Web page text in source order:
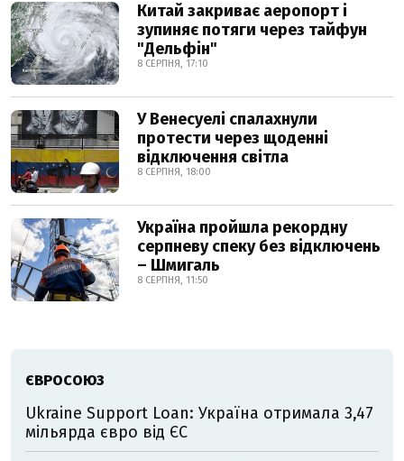
Китай закриває аеропорт і
зупиняє потяги через тайфун
"Дельфін"
8 СЕРПНЯ, 17:10
У Венесуелі спалахнули
протести через щоденні
відключення світла
8 СЕРПНЯ, 18:00
Україна пройшла рекордну
серпневу спеку без відключень
– Шмигаль
8 СЕРПНЯ, 11:50
ЄВРОСОЮЗ
Ukraine Support Loan: Україна отримала 3,47
мільярда євро від ЄС